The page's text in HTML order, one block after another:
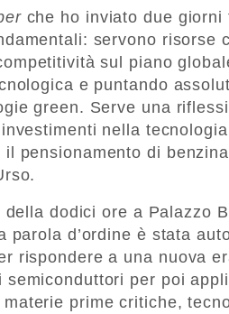
che ho inviato due giorni
servono risorse
sul piano
e puntando
green. Serve una
nella
il pensionamento di
della dodici ore a Palazzo
parola d’ordine è stata
rispondere a una nuova
semiconduttori per poi
prime critiche,